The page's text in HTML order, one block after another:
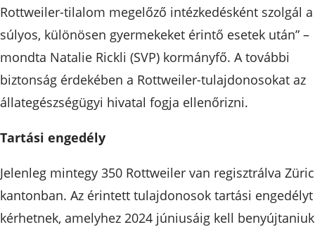
Rottweiler-tilalom megelőző intézkedésként szolgál a
súlyos, különösen gyermekeket érintő esetek után” –
mondta Natalie Rickli (SVP) kormányfő. A további
biztonság érdekében a Rottweiler-tulajdonosokat az
állategészségügyi hivatal fogja ellenőrizni.
Tartási engedély
Jelenleg mintegy 350 Rottweiler van regisztrálva
kantonban. Az érintett tulajdonosok tartási engedélyt
kérhetnek, amelyhez 2024 júniusáig kell benyújtaniuk